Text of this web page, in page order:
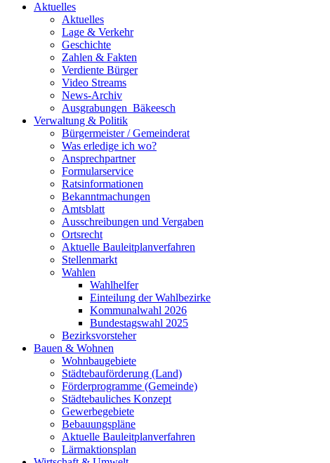
Aktuelles
Aktuelles
Lage & Verkehr
Geschichte
Zahlen & Fakten
Verdiente Bürger
Video Streams
News-Archiv
Ausgrabungen_Bäkeesch
Verwaltung & Politik
Bürgermeister / Gemeinderat
Was erledige ich wo?
Ansprechpartner
Formularservice
Ratsinformationen
Bekanntmachungen
Amtsblatt
Ausschreibungen und Vergaben
Ortsrecht
Aktuelle Bauleitplanverfahren
Stellenmarkt
Wahlen
Wahlhelfer
Einteilung der Wahlbezirke
Kommunalwahl 2026
Bundestagswahl 2025
Bezirksvorsteher
Bauen & Wohnen
Wohnbaugebiete
Städtebauförderung (Land)
Förderprogramme (Gemeinde)
Städtebauliches Konzept
Gewerbegebiete
Bebauungspläne
Aktuelle Bauleitplanverfahren
Lärmaktionsplan